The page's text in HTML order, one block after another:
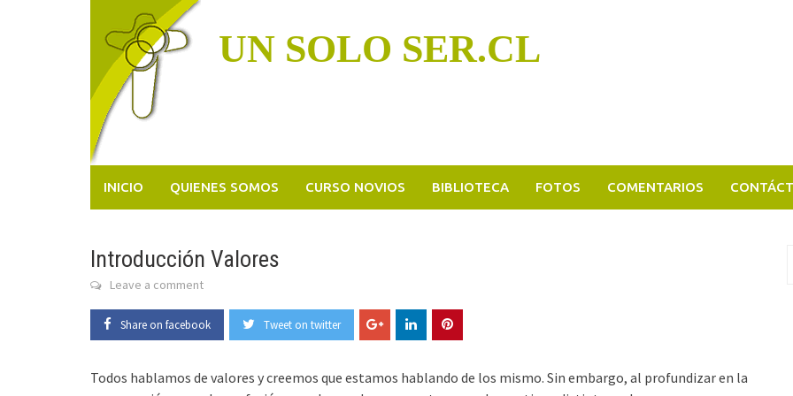
UN SOLO SER.CL
INICIO QUIENES SOMOS CURSO NOVIOS BIBLIOTECA FOTOS COMENTARIOS
Introducción Valores
Leave a comment
Share on facebook Tweet on twitter
Todos hablamos de valores y creemos que estamos hablando de los mismo. Sin embargo, al profundizar en la